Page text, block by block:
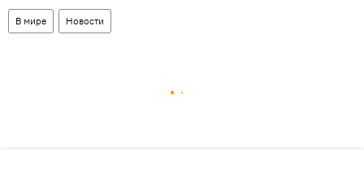
В мире Новости